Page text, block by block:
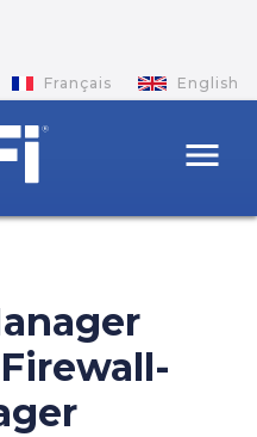
Français
English
menu